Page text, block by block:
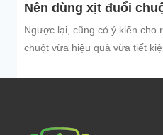
Nên dùng xịt đuổi
Ngược lại, cũng có ý kiến cho
chuột vừa hiệu quả vừa tiết